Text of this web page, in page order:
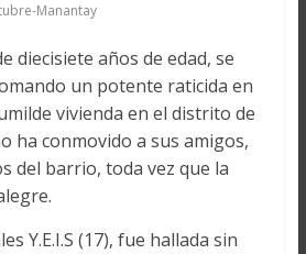
Manantay
diecisiete años de edad, se
un potente raticida en
vivienda en el distrito de
ha conmovido a sus amigos,
del barrio, toda vez que la
Y.E.I.S (17), fue hallada sin